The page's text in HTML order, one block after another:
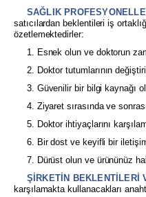
SAĞLIK
satıcılardan beklentileri iş
özetlemektedirler:
1. Esnek olun ve doktorun
2. Doktor tutumlarının
3. Güvenilir bir bilgi kaynağı
4. Ziyaret sırasında ve
5. Doktor ihtiyaçlarını
6. Bir dost ve keyifli bir
7. Dürüst olun ve ürününüz
ŞİRKETİN BEKLENTİLERİ
karşılamakta kullanacakları